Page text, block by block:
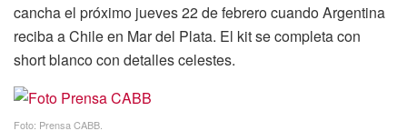
cancha el próximo jueves 22 de febrero cuando Argentina
reciba a Chile en Mar del Plata. El kit se completa con
short blanco con detalles celestes.
Foto: Prensa CABB.